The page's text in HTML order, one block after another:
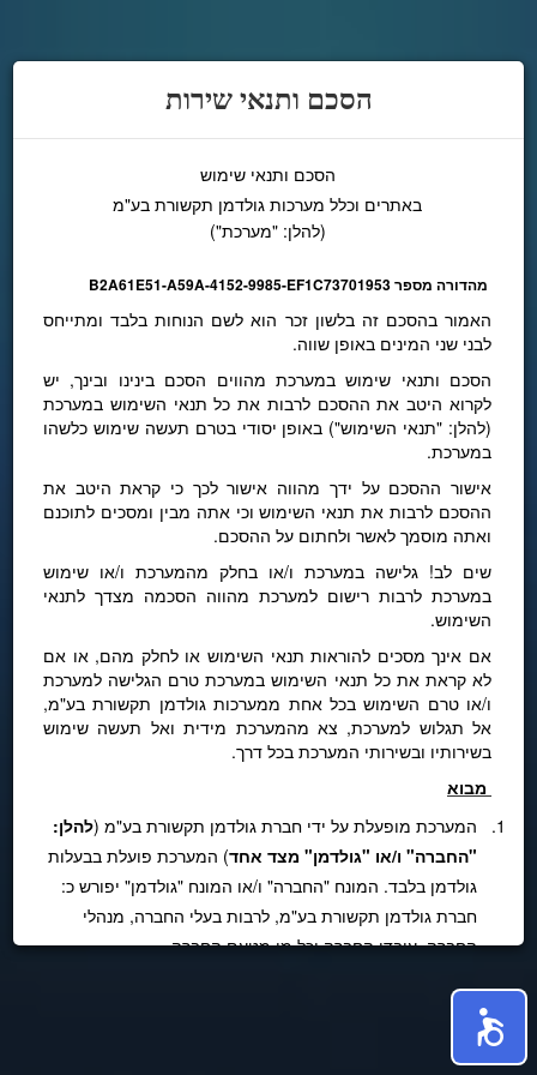
הסכם ותנאי שירות
הסכם ותנאי שימוש
באתרים וכלל מערכות גולדמן תקשורת בע"מ
(להלן: "מערכת")
מהדורה מספרB2A61E51-A59A-4152-9985-EF1C73701953
האמור בהסכם זה בלשון זכר הוא לשם הנוחות בלבד ומתייחס
לבני שני המינים באופן שווה.
הסכם ותנאי שימוש במערכת מהווים הסכם בינינו ובינך, יש
לקרוא היטב את ההסכם לרבות את כל תנאי השימוש במערכת
(להלן: "תנאי השימוש") באופן יסודי בטרם תעשה שימוש כלשהו
במערכת.
אישור ההסכם על ידך מהווה אישור לכך כי קראת היטב את
ההסכם לרבות את תנאי השימוש וכי אתה מבין ומסכים לתוכנם
ואתה מוסמך לאשר ולחתום על ההסכם.
שים לב! גלישה במערכת ו/או בחלק מהמערכת ו/או שימוש
במערכת לרבות רישום למערכת מהווה הסכמה מצדך לתנאי
השימוש.
אם אינך מסכים להוראות תנאי השימוש או לחלק מהם, או אם
לא קראת את כל תנאי השימוש במערכת טרם הגלישה למערכת
ו/או טרם השימוש בכל אחת ממערכות גולדמן תקשורת בע"מ,
אל תגלוש למערכת, צא מהמערכת מידית ואל תעשה שימוש
בשירותיו ובשירותי המערכת בכל דרך.
מבוא
1.
המערכת מופעלת על ידי חברת גולדמן תקשורת בע"מ (להלן:
"החברה" ו/או "גולדמן" מצד אחד) המערכת פועלת בבעלות
גולדמן בלבד. המונח "החברה" ו/או המונח "גולדמן" יפורש כ:
חברת גולדמן תקשורת בע"מ, לרבות בעלי החברה, מנהלי
החברה, עובדי החברה וכל מי מטעם החברה.